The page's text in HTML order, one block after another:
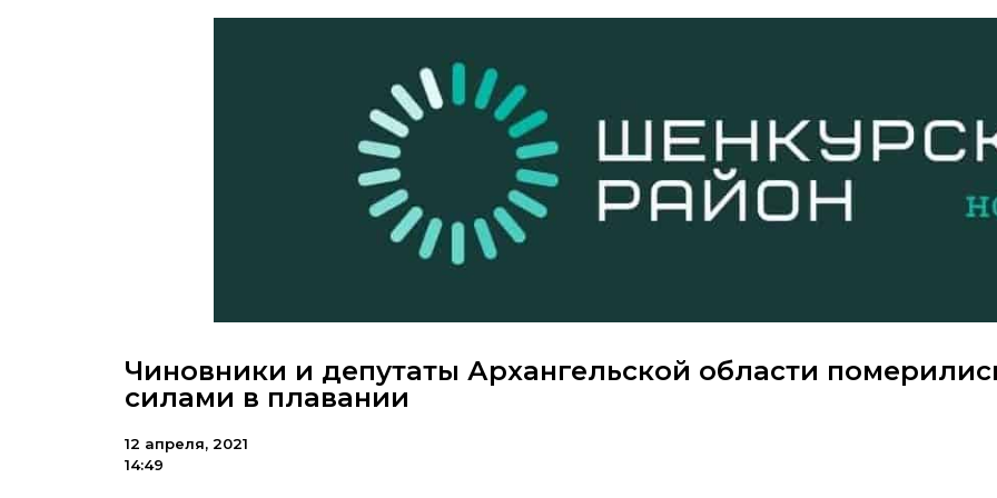
Чиновники и депутаты Архангельской области
силами в плавании
12 апреля, 2021
14:49